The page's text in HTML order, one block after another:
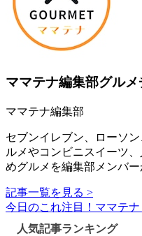
ママテナ編集部グルメ
ママテナ編集部
セブンイレブン、ローソ
ルメやコンビニスイーツ
めグルメを編集部メンバー
記事一覧を見る >
今日のこれ注目！ママテ
人気記事ランキング